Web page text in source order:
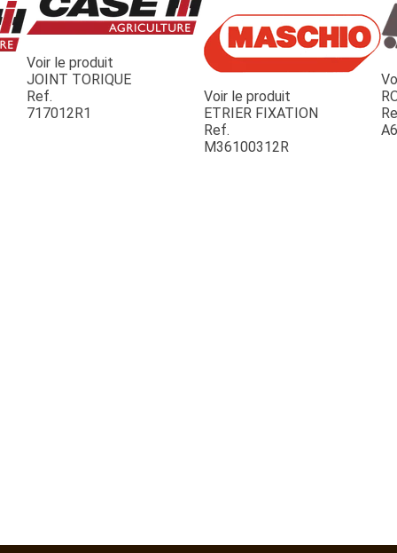
JOUET
ESPACES VERTS
Voir le produit
JOINT TORIQUE
Ref.
717012R1
Voir le produit
ETRIER FIXATION
Ref.
M36100312R